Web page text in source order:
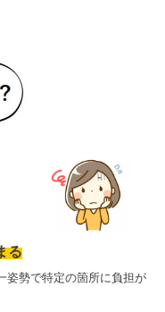
る
姿勢で特定の箇所に負担が